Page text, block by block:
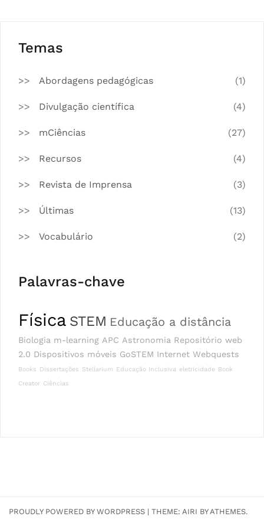
Temas
Abordagens pedagógicas (1)
Divulgação científica (4)
mCiências (27)
Recursos (4)
Revista de Imprensa (3)
Últimas (13)
Vocabulário (2)
Palavras-chave
Física STEM Educação a distância
Biologia m-learning APC Astronomia Repositório web
2.0 Dispositivos móveis GoSTEM Internet Webquests
Books Dissertações Stellarium Educação Inclusiva eletricidade Book
Creator Ciências
PROUDLY POWERED BY WORDPRESS | THEME: AIRI BY ATHEMES.